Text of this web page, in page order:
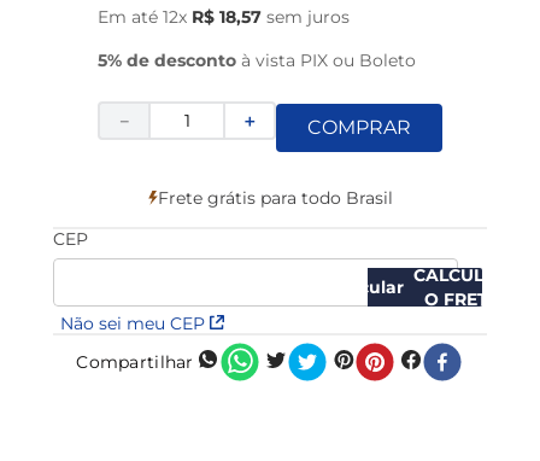
Em até 12x R$ 18,57 sem juros
5% de desconto à vista PIX ou Boleto
＋
－ COMPRAR
Frete grátis para todo Brasil
CEP
Não sei meu CEP
CALCULAR
O FRETE
Compartilhar